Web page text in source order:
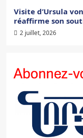
Visite d’Ursula
réaffirme son
2 juillet, 2026